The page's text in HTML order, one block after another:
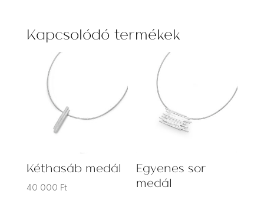
Kapcsolódó termékek
Kéthasáb medál
40 000 Ft
Egyenes sor
medál